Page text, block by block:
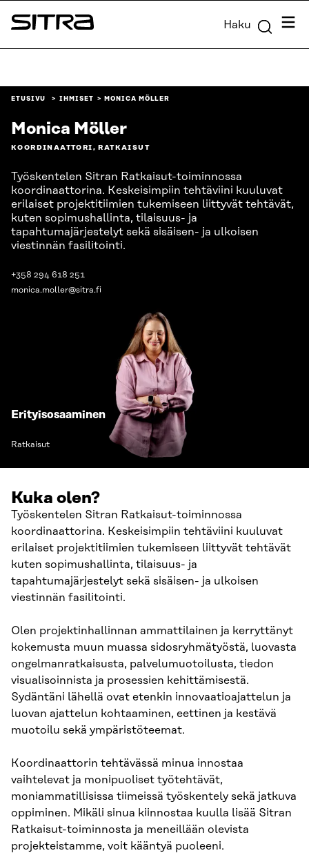
Siirry
suoraan
Sitra Haku
ETUSIVU IHMISET MONICA MÖLLER
Monica Möller
KOORDINAATTORI, RATKAISUT
Työskentelen Sitran Ratkaisut-toiminnossa
koordinaattorina. Keskeisimpiin tehtäviini kuuluvat
erilaiset projektitiimien tukemiseen liittyvät tehtävät,
kuten sopimushallinta, tilaisuus- ja
tapahtumajärjestelyt sekä sisäisen- ja ulkoisen
viestinnän fasilitointi.
+358 294 618 251
monica.moller@sitra.fi
Erityisosaaminen
Ratkaisut
Kuka olen?
Työskentelen Sitran Ratkaisut-toiminnossa
koordinaattorina. Keskeisimpiin tehtäviini kuuluvat
erilaiset projektitiimien tukemiseen liittyvät tehtävät
kuten sopimushallinta, tilaisuus- ja
tapahtumajärjestelyt sekä sisäisen- ja ulkoisen
viestinnän fasilitointi.
Olen projektinhallinnan ammattilainen ja kerryttänyt
kokemusta muun muassa sidosryhmätyöstä, luovasta
ongelmanratkaisusta, palvelumuotoilusta, tiedon
visualisoinnista ja prosessien kehittämisestä.
Sydäntäni lähellä ovat etenkin innovaatioajattelun ja
luovan ajattelun kohtaaminen, eettinen ja kestävä
muotoilu sekä ympäristöteemat.
Koordinaattorin tehtävässä minua innostaa
vaihtelevat ja monipuoliset työtehtävät,
moniammatillisissa tiimeissä työskentely sekä jatkuva
oppiminen. Mikäli sinua kiinnostaa kuulla lisää Sitran
Ratkaisut-toiminnosta ja meneillään olevista
projekteistamme, voit kääntyä puoleeni.